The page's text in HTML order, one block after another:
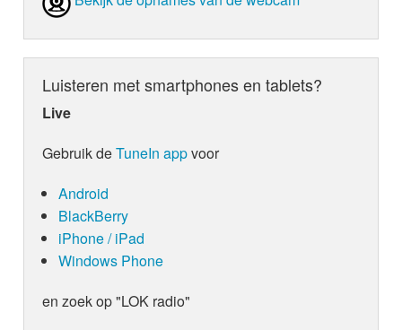
Luisteren met smartphones en tablets?
Live
Gebruik deTuneIn appvoor
Android
BlackBerry
iPhone / iPad
Windows Phone
en zoek op "LOK radio"